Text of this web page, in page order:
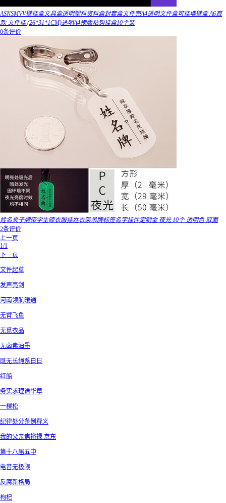
ASNSMVV壁挂盒文具盒透明塑料资料盒封套盒文件壳A4透明文件盒可挂墙壁盒 A6直
款 文件挂 (26*31*1CM)透明A4横版粘钩挂盒10个装
0条评价
姓名夹子牌带学生晾衣服挂姓衣架吊牌标签名字挂件定制金 夜光 10个 透明色 双面
2条评价
上一页
1/1
下一页
文件起草
发声亮剑
河南领航暖通
无臂飞鱼
无觅衣品
无卤素油墨
既无长绳系白日
红船
务实求理谱华章
一棵松
纪律处分条例释义
我的父亲焦裕禄 京东
第十八届五中
电音无极限
反腐新格局
枸杞